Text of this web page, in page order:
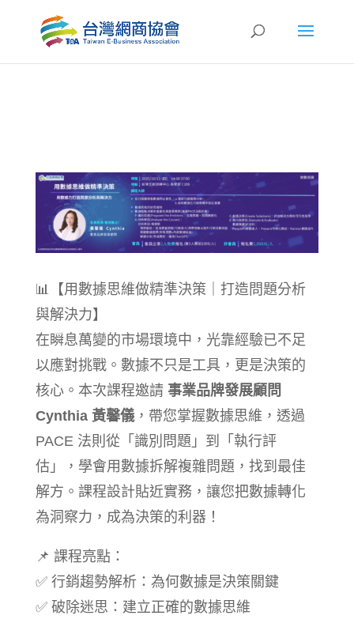
📊【用數據思維做精準決策｜打造問題分析
與解決力】
在瞬息萬變的市場環境中，光靠經驗已不足
以應對挑戰。數據不只是工具，更是決策的
核心。本次課程邀請 事業品牌發展顧問
Cynthia 黃馨儀，帶您掌握數據思維，透過
PACE 法則從「識別問題」到「執行評
估」，學會用數據拆解複雜問題，找到最佳
解方。課程設計貼近實務，讓您把數據轉化
為洞察力，成為決策的利器！
📌 課程亮點：
✅ 行銷趨勢解析：為何數據是決策關鍵
✅ 破除迷思：建立正確的數據思維